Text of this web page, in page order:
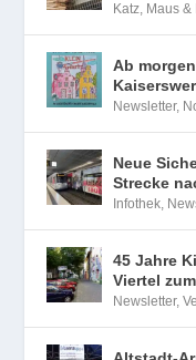
Katz, Maus
Ab
Newsletter,
Neue
Strecke
Infothek,
45 Jahre
Viertel
Newsletter,